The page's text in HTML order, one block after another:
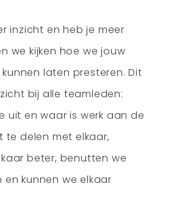
inzicht en heb je meer
we kijken hoe we jouw
laten presteren. Dit
bij alle teamleden:
uit en waar is werk aan de
te delen met elkaar,
beter, benutten we
kunnen we elkaar